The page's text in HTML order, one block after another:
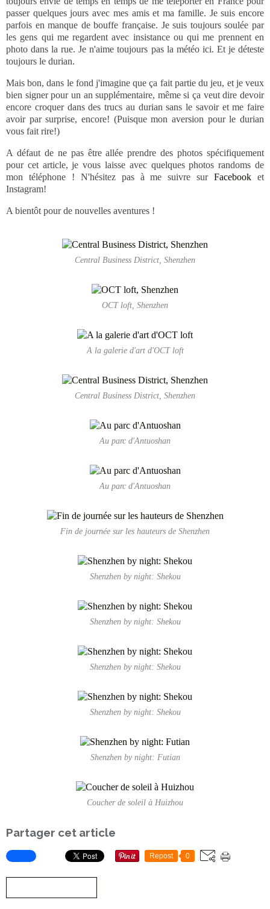
passer quelques jours avec mes amis et ma famille. Je suis encore
parfois en manque de bouffe française. Je suis toujours soulée par
les gens qui me regardent avec insistance ou qui me prennent en
photo dans la rue. Je n'aime toujours pas la météo ici. Et je déteste
toujours le durian.
Mais bon, dans le fond j'imagine que ça fait partie du jeu, et je veux
bien signer pour un an supplémentaire, même si ça veut dire devoir
encore croquer dans des trucs au durian sans le savoir et me faire
avoir par surprise, encore! (Puisque mon aversion pour le durian
vous fait rire!)
A défaut de ne pas être allée prendre des photos spécifiquement
pour cet article, je vous laisse avec quelques photos randoms de
mon téléphone ! N'hésitez pas à me suivre surFacebook et
Instagram!
A bientôt pour de nouvelles aventures !
Central Business District, Shenzhen
OCT loft, Shenzhen
A la galerie d'art d'OCT loft
Central Business District, Shenzhen
Au parc d'Antuoshan
Au parc d'Antuoshan
Fin de journée sur les hauteurs de Shenzhen
Shenzhen by night: Shekou
Shenzhen by night: Shekou
Shenzhen by night: Shekou
Shenzhen by night: Shekou
Shenzhen by night: Futian
Coucher de soleil à Huizhou
Partager cet article
Repost 0